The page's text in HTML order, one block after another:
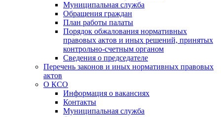
Муниципальная служба
Обращения граждан
План работы палаты
Порядок обжалования нормативных
правовых актов и иных решений, принятых
контрольно-счетным органом
Сведения о председателе
Перечень законов и иных нормативных правовых
актов
О КСО
Информация о вакансиях
Контакты
Муниципальная служба